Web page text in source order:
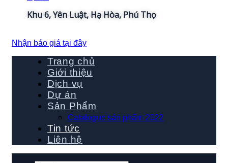
Khu 6, Yên Luật, Hạ Hòa, Phú Thọ
Nhận báo giá tại đây
Trang chủ
Giới thiệu
Dịch vụ
Dự án
Sản Phẩm
Catalogue sản phẩm 2022
Tin tức
Liên hệ